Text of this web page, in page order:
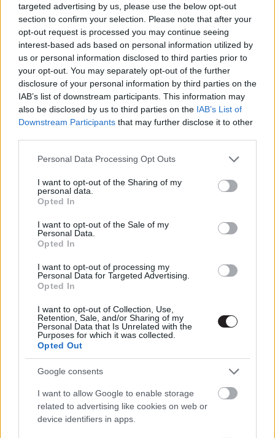
targeted advertising by us, please use the below opt-out
section to confirm your selection. Please note that after your
opt-out request is processed you may continue seeing
interest-based ads based on personal information utilized by
us or personal information disclosed to third parties prior to
your opt-out. You may separately opt-out of the further
disclosure of your personal information by third parties on the
IAB’s list of downstream participants. This information may
also be disclosed by us to third parties on the IAB’s List of
Downstream Participants that may further disclose it to other
Please note that this website/app uses one or more Google
not limited to your visit or usage behaviour. You may click to
grant or deny consent to Google and its third-party tags to
use your data for below specified purposes in below Google
consent section.
Personal Data Processing Opt Outs
I want to opt-out of the Sharing of my
personal data.
Opted In
I want to opt-out of the Sale of my
Personal Data.
Opted In
I want to opt-out of processing my
Personal Data for Targeted Advertising.
Opted In
I want to opt-out of Collection, Use,
Retention, Sale, and/or Sharing of my
Personal Data that Is Unrelated with the
Purposes for which it was collected.
Opted Out
Google consents
I want to allow Google to enable storage
related to advertising like cookies on web or
device identifiers in apps.
Hell or High Water -
magyarországi bemutató az HBO-
n
Hír| 2017.01.24 16:50
Inferno - Kritika
Hír| 2016.10.15 12:00
Warcraft - Duncan Jones a
folytatásról, rendezői változatról
Hell or High Water előzetes - új
Hír | 2016.08.22 10:20
Hír | 2016.05.25 20:15
Színfalak mögötti videón a
Warcraft
Hír| 2016.05.19 11:10
Aint Them Bodies Saints -
Ígéretes casting
The Mechanic – Trailer és poszter
| 2010.11.16 19:00